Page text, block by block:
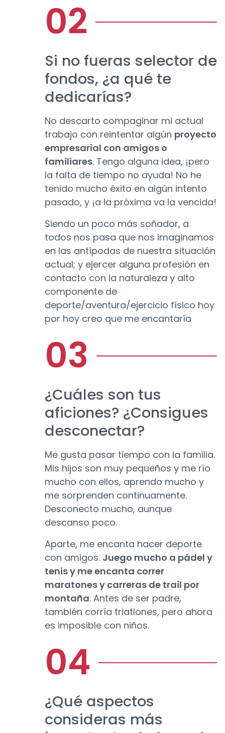
Si no fueras selector de
fondos, ¿a qué te
dedicarías?
No descarto compaginar mi actual
trabajo con reintentar algún proyecto
empresarial con amigos o
familiares. Tengo alguna idea, ¡pero
la falta de tiempo no ayuda! No he
tenido mucho éxito en algún intento
pasado, y ¡a la próxima va la vencida!
Siendo un poco más soñador, a
todos nos pasa que nos imaginamos
en las antípodas de nuestra situación
actual; y ejercer alguna profesión en
contacto con la naturaleza y alto
componente de
deporte/aventura/ejercicio físico hoy
por hoy creo que me encantaría
¿Cuáles son tus
aficiones? ¿Consigues
desconectar?
Me gusta pasar tiempo con la familia.
Mis hijos son muy pequeños y me río
mucho con ellos, aprendo mucho y
me sorprenden continuamente.
Desconecto mucho, aunque
descanso poco.
Aparte, me encanta hacer deporte
con amigos. Juego mucho a pádel y
tenis y me encanta correr
maratones y carreras de trail por
montaña. Antes de ser padre,
también corría triatlones, pero ahora
es imposible con niños.
¿Qué aspectos
consideras más